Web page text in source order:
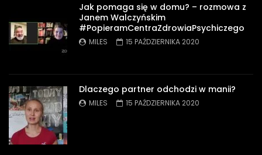
Jak pomaga się w domu? – rozmowa z
Janem Walczyńskim
#PopieramCentraZdrowiaPsychiczego
MILES 15 PAŹDZIERNIKA 2020
Dlaczego partner odchodzi w manii?
MILES 15 PAŹDZIERNIKA 2020